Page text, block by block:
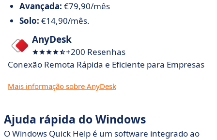
Avançada: €79,90/mês
Solo: €14,90/mês.
AnyDesk
+200 Resenhas
Conexão Remota Rápida e Eficiente para Empresas
Mais informação sobre AnyDesk
Ajuda rápida do Windows
O Windows Quick Help é um software integrado ao